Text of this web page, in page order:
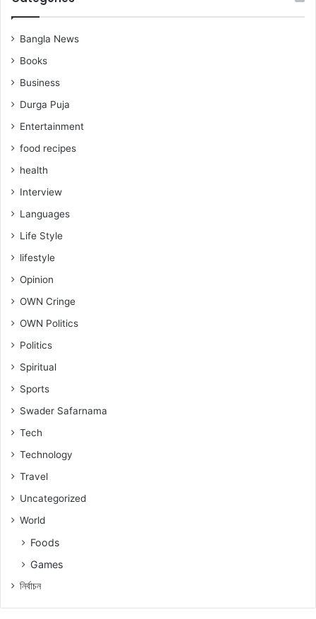
Bangla News
Books
Business
Durga Puja
Entertainment
food recipes
health
Interview
Languages
Life Style
lifestyle
Opinion
OWN Cringe
OWN Politics
Politics
Spiritual
Sports
Swader Safarnama
Tech
Technology
Travel
Uncategorized
World
Foods
Games
নিৰ্বাচন